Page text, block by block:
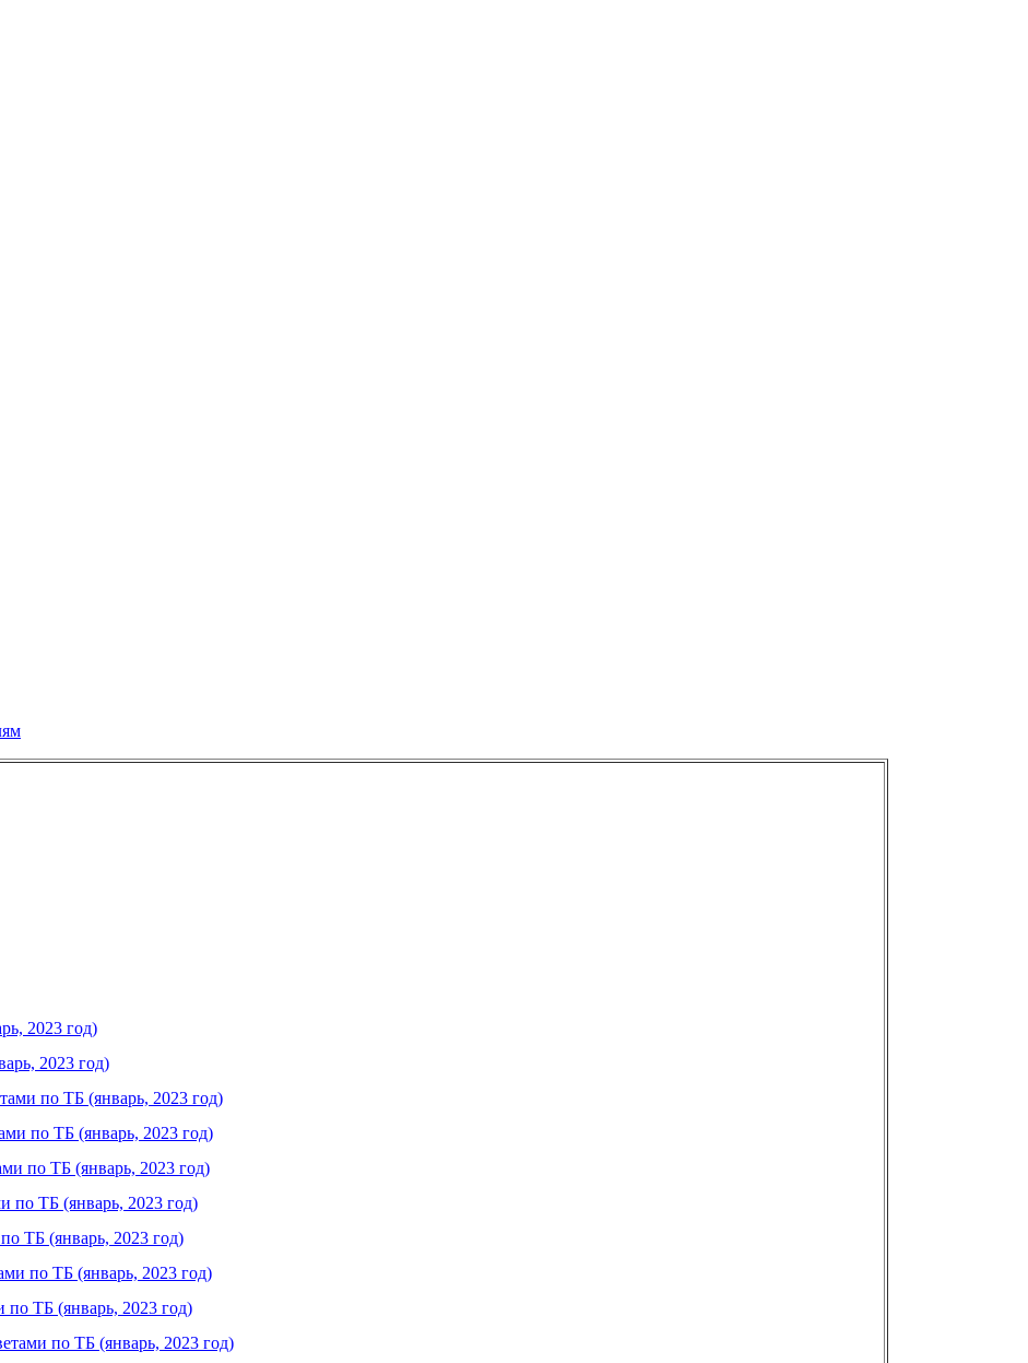
2023 год)
2023 год)
по ТБ (январь, 2023 год)
по ТБ (январь, 2023 год)
по ТБ (январь, 2023 год)
по ТБ (январь, 2023 год)
ТБ (январь, 2023 год)
по ТБ (январь, 2023 год)
ТБ (январь, 2023 год)
по ТБ (январь, 2023 год)